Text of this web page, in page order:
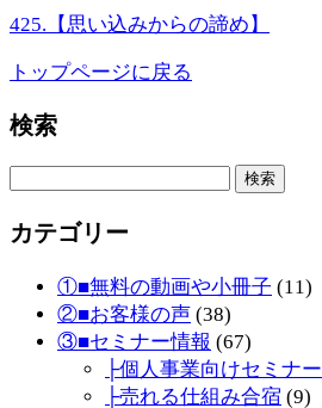
425.【思い込みからの諦め】
トップページに戻る
検索
カテゴリー
①■無料の動画や小冊子 (11)
②■お客様の声 (38)
③■セミナー情報 (67)
├個人事業向けセミナー
├売れる仕組み合宿 (9)